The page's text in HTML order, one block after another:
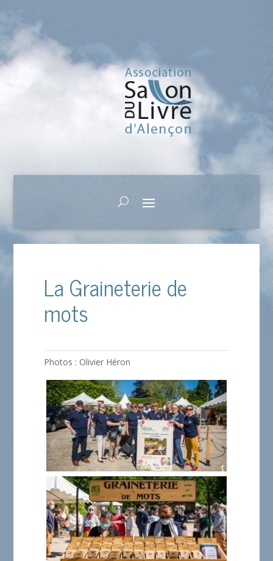
La Graineterie de
mots
Photos : Olivier Héron